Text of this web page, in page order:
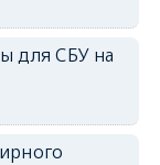
для СБУ на